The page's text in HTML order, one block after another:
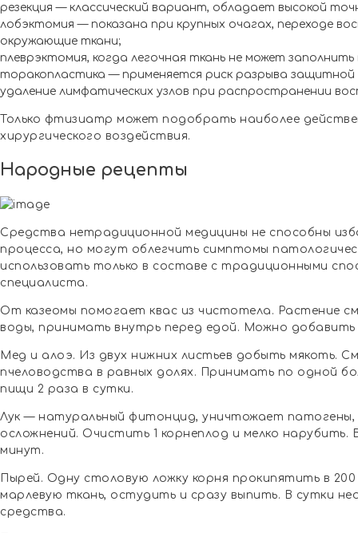
резекция — классический вариант, обладает высокой
лобэктомия — показана при крупных очагах, переходе
окружающие ткани;
плеврэктомия, когда легочная ткань не может заполнить
торакопластика — применяется риск разрыва защитной
удаление лимфатических узлов при распространении
Только фтизиатр может подобрать наиболее
хирургического воздействия.
Народные рецепты
Средства нетрадиционной медицины не способны
процесса, но могут облегчить симптомы
использовать только в составе с традиционными
специалиста.
От казеомы помогает квас из чистотела. Растение
воды, принимать внутрь перед едой. Можно
Мед и алоэ. Из двух нижних листьев добыть мякоть.
пчеловодства в равных долях. Принимать по одной
пищи 2 раза в сутки.
Лук — натуральный фитонцид, уничтожает
осложнений. Очистить 1 корнеплод и мелко
минут.
Пырей. Одну столовую ложку корня прокипятить в
марлевую ткань, остудить и сразу выпить. В сутки
средства.